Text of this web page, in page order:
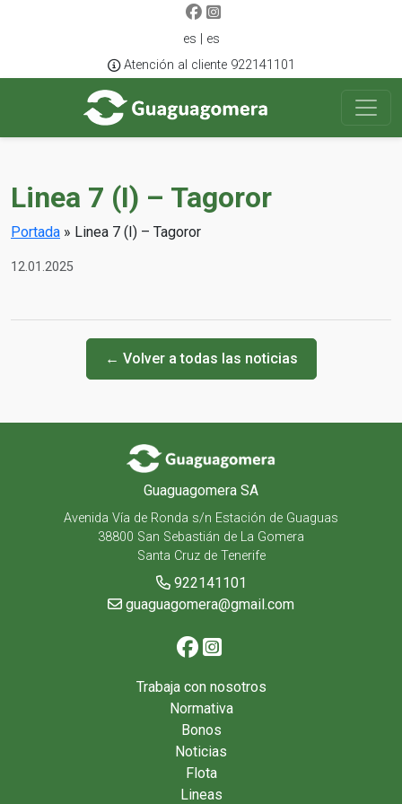
es | es
Atención al cliente 922141101
Linea 7 (I) – Tagoror
Portada » Linea 7 (I) – Tagoror
12.01.2025
← Volver a todas las noticias
Guaguagomera SA
Avenida Vía de Ronda s/n Estación de Guaguas
38800 San Sebastián de La Gomera
Santa Cruz de Tenerife
922141101
guaguagomera@gmail.com
Trabaja con nosotros
Normativa
Bonos
Noticias
Flota
Lineas